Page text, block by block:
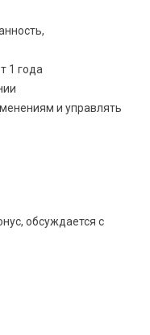
1 года
и управлять
обсуждается с